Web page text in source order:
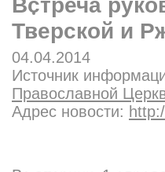
Тверской и
04.04.2014
Источник
Православной
Адрес новости: